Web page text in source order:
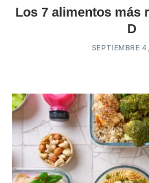
Los 7 alimentos más
D
SEPTIEMBRE